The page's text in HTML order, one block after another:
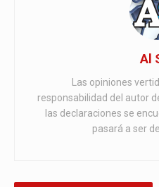
Al
Las opiniones
responsabilidad del autor
las declaraciones se
pasará a ser